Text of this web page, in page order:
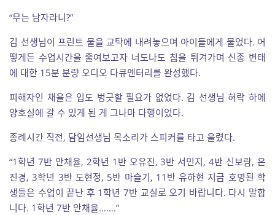
“무는 남자라니?”
김 선생님이 프린트 물을 교탁에 내려놓으며 아이들에게 물었다. 어
떻게든 수업시간을 줄여보고자 너도나도 침을 튀겨가며 신종 변태
에 대한 15분 분량 오디오 다큐멘터리를 완성했다.
피해자인 채율은 입도 벙긋할 필요가 없었다. 김 선생님 허락 하에
양호실에 갈 수 있게 된 게 그나마 다행이었다.
종례시간 직전, 담임선생님 목소리가 스피커를 타고 울렸다.
“1학년 7반 안채율, 2학년 1반 오유진, 3반 서민지, 4반 신보람, 은
진경, 3학년 3반 도현정, 5반 마슬기, 11반 유하현 지금 호명된 학
생들은 수업이 끝난 후 1학년 7반 교실로 오기 바랍니다. 다시 말합
니다. 1학년 7반 안채율…….”